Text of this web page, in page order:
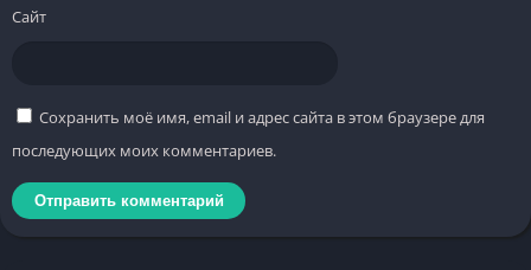
Сайт
Сохранить моё имя, email и адрес сайта в этом браузере для
последующих моих комментариев.